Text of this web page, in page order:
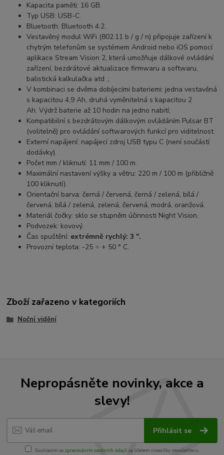
Kapacita paměti: 16 GB.
Typ USB: USB-C.
Bluetooth: Bluetooth 4.2.
Vestavěný modul WiFi (802.11 b / g / n) připojuje zařízení k
chytrým telefonům se systémem Android nebo iOS pomocí
aplikace Stream Vision 2, která umožňuje dálkové ovládání
zařízení, bezdrátové aktualizace firmwaru a softwaru,
balistická kalkulačka atd .;
V kombinaci se dvěma dobíjecími bateriemi: jedna vestavěná
s kapacitou 4,9 Ah, druhá vyměnitelná s kapacitou 2
Ah. Výdrž baterie až 10 hodin na jedno nabití;
Kompatibilní s bezdrátovým dálkovým ovládáním Pulsar BT
(volitelně) pro ovládání softwarových funkcí pro viditelnost.
Externí napájení: napájecí zdroj USB typu C (není součástí
dodávky).
Počet mm / kliknutí: 11 mm / 100 m.
Maximální nastavení výšky a větru: 220 m / 100 m (přibližně
100 kliknutí).
Orientační barva: černá / červená, černá / zelená, bílá /
červená, bílá / zelená, zelená, červená, modrá, oranžová.
Materiál čočky: sklo se stupněm účinnosti Night Vision.
Podvozek: kovový.
Čas spuštění: extrémně rychlý: 3 ".
Provozní teplota: -25 ÷ + 50 ° С.
Zboží zařazeno v kategoriích
Noční vidění
Nepropásněte novinky, akce a
slevy!
Přihlásit se
Souhlasím se zpracováním osobních údajůza účelem rozesílky newsletteru.